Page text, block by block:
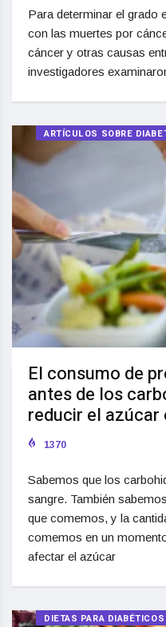
Para determinar el grado
con las muertes por
cáncer y otras causas
investigadores
ARTÍCULOS SOBRE
El consumo de
antes de los
reducir el azúcar
1370
Sabemos que los
sangre. También
que comemos, y la
comemos en un
afectar el azúcar
DIETAS PARA DIABÉTICOS